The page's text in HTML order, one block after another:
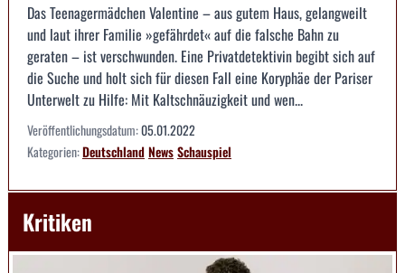
Das Teenagermädchen Valentine – aus gutem Haus, gelangweilt
und laut ihrer Familie »gefährdet« auf die falsche Bahn zu
geraten – ist verschwunden. Eine Privatdetektivin begibt sich auf
die Suche und holt sich für diesen Fall eine Koryphäe der Pariser
Unterwelt zu Hilfe: Mit Kaltschnäuzigkeit und wen...
Veröffentlichungsdatum:05.01.2022
Kategorien:DeutschlandNewsSchauspiel
Kritiken